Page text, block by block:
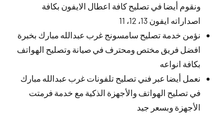
ونقوم أيضا في تصليح كافة اعطال الايفون بكافة
اصداراته ايفون 13، 12، 11
نؤمن خدمة تصليح سامسونج غرب عبدالله مبارك بخبرة
افضل فريق مختص ومحترف في صيانة وتصليح الهواتف
بكافة انواعه
نعمل أيضا عبر فني تصليح تلفونات غرب عبدالله مبارك
في تصليح الهواتف والأجهزة الذكية مع خدمة فرمتت
الأجهزة وبسعر جيد